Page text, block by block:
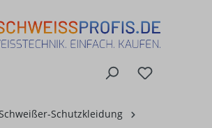
Schutzkleidung